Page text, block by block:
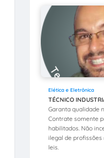
Elética e Eletrônica
TÉCNICO
Garanta qualidade
Contrate somente
habilitados. Não
ilegal de
leis.